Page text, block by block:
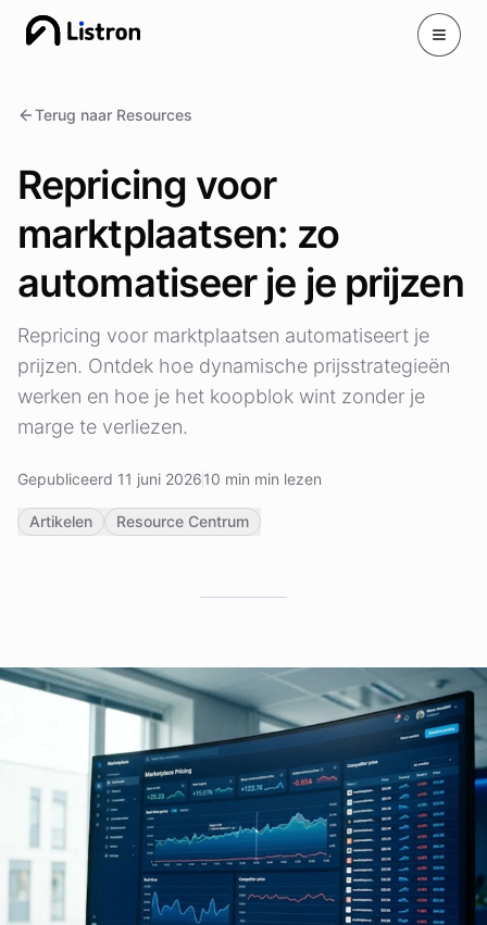
Terug naar Resources
Repricing voor
marktplaatsen: zo
automatiseer je je prijzen
Repricing voor marktplaatsen automatiseert je
prijzen. Ontdek hoe dynamische prijsstrategieën
werken en hoe je het koopblok wint zonder je
marge te verliezen.
Gepubliceerd 11 juni 202610 min min lezen
Artikelen Resource Centrum